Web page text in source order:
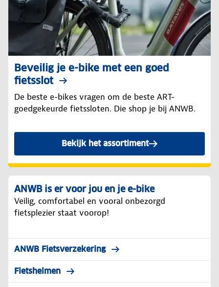
Beveilig je e-bike met een goed
fietsslot
De beste e-bikes vragen om de beste ART-
goedgekeurde fietssloten. Die shop je bij ANWB.
Bekijk het assortiment
ANWB is er voor jou en je e-bike
Veilig, comfortabel en vooral onbezorgd
fietsplezier staat voorop!
ANWB Fietsverzekering
Fietshelmen